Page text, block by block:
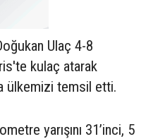
Ulaç 4-8
kulaç atarak
ülkemizi temsil etti.
yarışını 31’inci, 5